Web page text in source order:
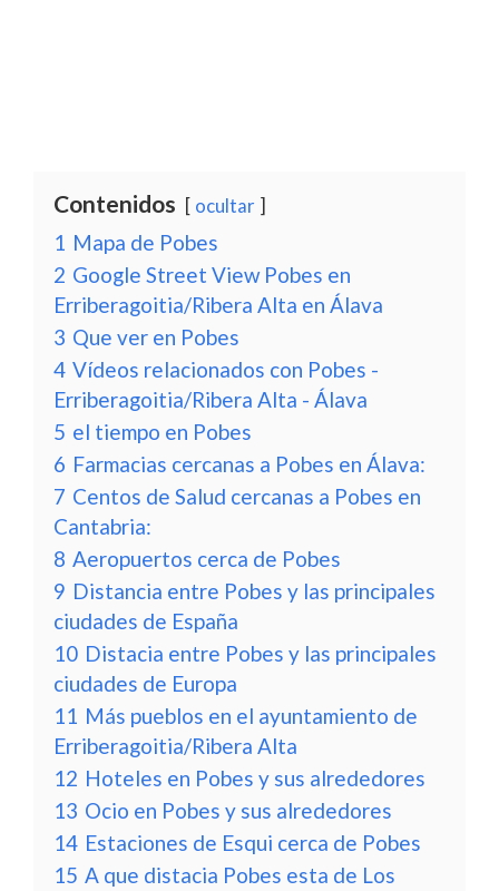
Contenidos ocultar
1 Mapa de Pobes
2 Google Street View Pobes en
Erriberagoitia/Ribera Alta en Álava
3 Que ver en Pobes
4 Vídeos relacionados con Pobes -
Erriberagoitia/Ribera Alta - Álava
5 el tiempo en Pobes
6 Farmacias cercanas a Pobes en Álava:
7 Centos de Salud cercanas a Pobes en
Cantabria:
8 Aeropuertos cerca de Pobes
9 Distancia entre Pobes y las principales
ciudades de España
10 Distacia entre Pobes y las principales
ciudades de Europa
11 Más pueblos en el ayuntamiento de
Erriberagoitia/Ribera Alta
12 Hoteles en Pobes y sus alrededores
13 Ocio en Pobes y sus alrededores
14 Estaciones de Esqui cerca de Pobes
15 A que distacia Pobes esta de Los